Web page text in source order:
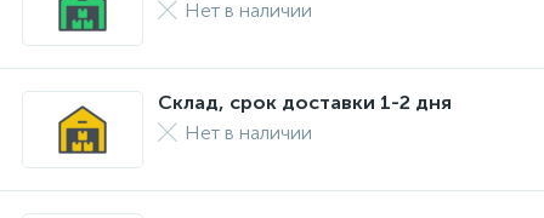
Нет в наличии
Склад, срок доставки 1-2 дня
Нет в наличии